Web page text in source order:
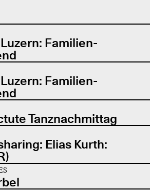
Familien-
Familien-
Tanznachmittag
Elias Kurth: